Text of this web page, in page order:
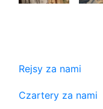
Rejsy za nami
Czartery za nami